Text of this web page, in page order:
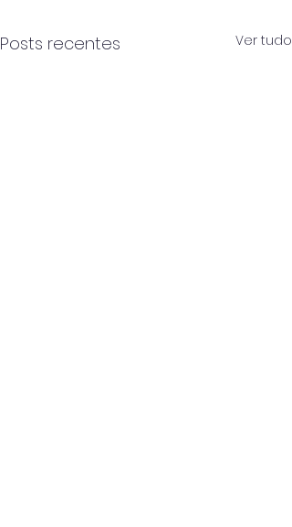
Posts recentes Ver tudo